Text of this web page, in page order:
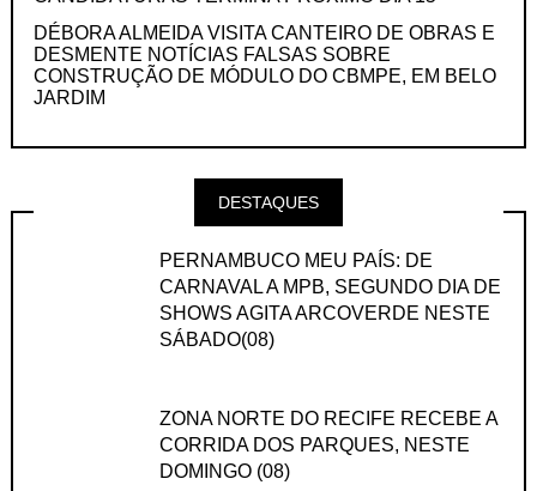
DÉBORA ALMEIDA VISITA CANTEIRO DE OBRAS E
DESMENTE NOTÍCIAS FALSAS SOBRE
CONSTRUÇÃO DE MÓDULO DO CBMPE, EM BELO
JARDIM
DESTAQUES
PERNAMBUCO MEU PAÍS: DE
CARNAVAL A MPB, SEGUNDO DIA DE
SHOWS AGITA ARCOVERDE NESTE
SÁBADO(08)
ZONA NORTE DO RECIFE RECEBE A
CORRIDA DOS PARQUES, NESTE
DOMINGO (08)